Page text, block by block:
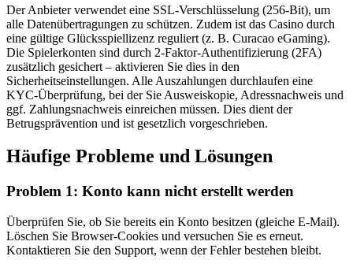
Der Anbieter verwendet eine SSL-Verschlüsselung (256-Bit), um
alle Datenübertragungen zu schützen. Zudem ist das Casino durch
eine gültige Glücksspiellizenz reguliert (z. B. Curacao eGaming).
Die Spielerkonten sind durch 2-Faktor-Authentifizierung (2FA)
zusätzlich gesichert – aktivieren Sie dies in den
Sicherheitseinstellungen. Alle Auszahlungen durchlaufen eine
KYC-Überprüfung, bei der Sie Ausweiskopie, Adressnachweis und
ggf. Zahlungsnachweis einreichen müssen. Dies dient der
Betrugsprävention und ist gesetzlich vorgeschrieben.
Häufige Probleme und Lösungen
Problem 1: Konto kann nicht erstellt werden
Überprüfen Sie, ob Sie bereits ein Konto besitzen (gleiche E-Mail).
Löschen Sie Browser-Cookies und versuchen Sie es erneut.
Kontaktieren Sie den Support, wenn der Fehler bestehen bleibt.